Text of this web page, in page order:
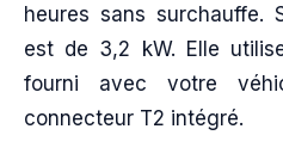
heures sans surchauffe.
est de 3,2 kW. Elle
fourni avec votre
connecteur T2 intégré.